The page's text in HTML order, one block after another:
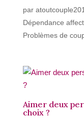
par
Dépendance
Problèmes de
Aimer deux
choix ?